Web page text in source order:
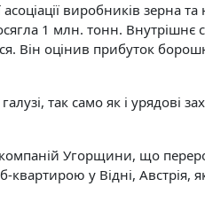
виробників зерна
1 млн. тонн.
Він оцінив прибуток
так само як і урядові
Угорщини, що
квартирою у Відні,